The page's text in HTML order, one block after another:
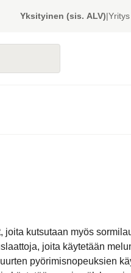
Yksityinen (sis. ALV)|
joita kutsutaan myös
joita käytetään
pyörimisnopeuksien